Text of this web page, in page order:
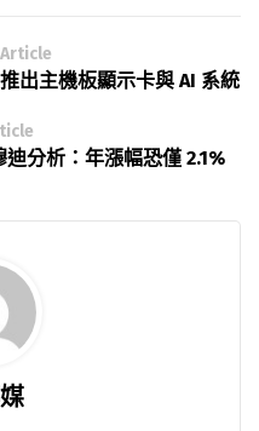
出主機板顯示卡與 AI 系統
分析：年漲幅恐僅 2.1%